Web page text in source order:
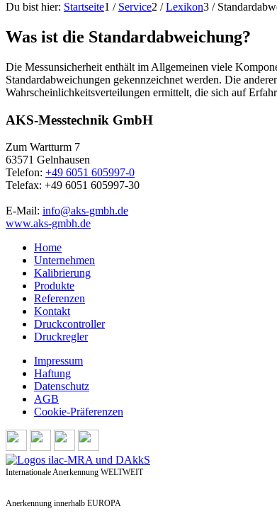
Du bist hier: Startseite1 / Service2 / Lexikon3 /
Was ist die Standardabweichung?
Die Messunsicherheit enthält im Allgemeinen viele
Standardabweichungen gekennzeichnet werden. Die
Wahrscheinlichkeitsverteilungen ermittelt, die sich auf
AKS-Messtechnik GmbH
Zum Wartturm 7
63571 Gelnhausen
Telefon: +49 6051 605997-0
Telefax: +49 6051 605997-30
E-Mail: info@aks-gmbh.de
www.aks-gmbh.de
Home
Unternehmen
Kalibrierung
Produkte
Referenzen
Kontakt
Druckcontroller
Druckregler
Impressum
Haftung
Datenschutz
AGB
Cookie-Präferenzen
Internationale Anerkennung WELTWEIT
Anerkennung innerhalb EUROPA